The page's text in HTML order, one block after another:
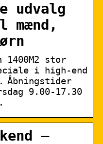
udvalg
1400M2 stor
i high-end
Åbningstider
9.00-17.30
–